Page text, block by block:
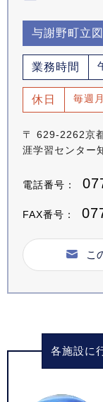
与謝野町立
業務時間
休日 毎週
〒 629-2262京
涯学習センター
電話番号：
FAX番号：
こ
各施設に